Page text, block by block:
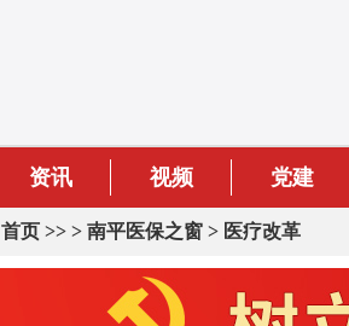
资讯 视频 党建
首页 >> > 南平医保之窗 > 医疗改革